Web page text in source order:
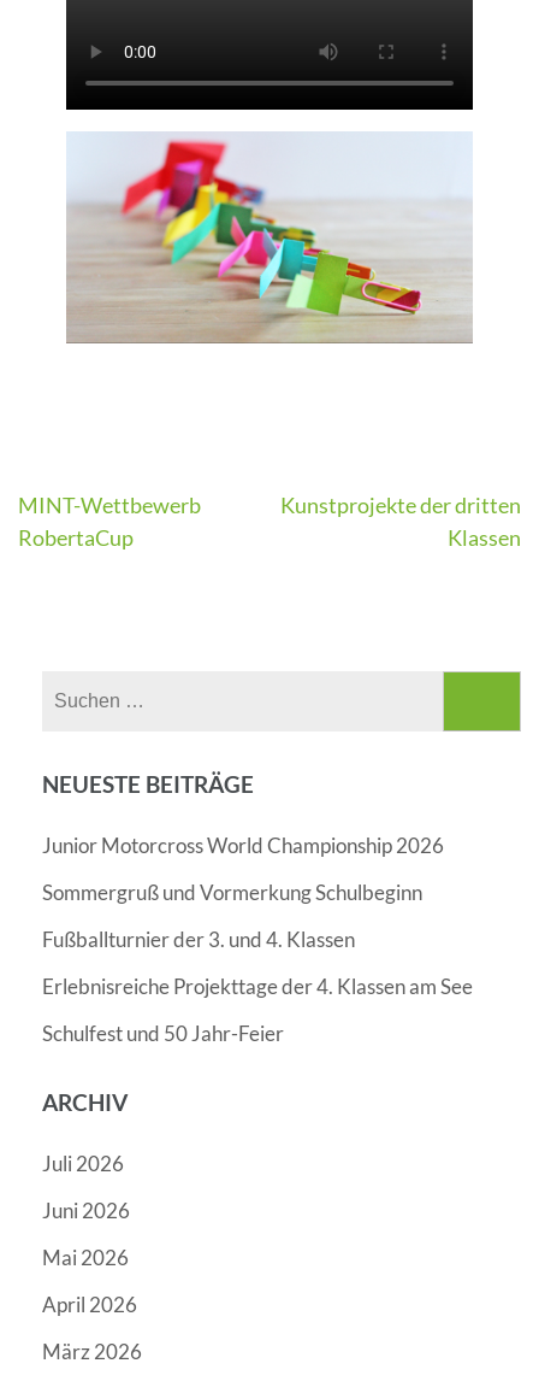
Beitragsnavigation
MINT-Wettbewerb
RobertaCup
Kunstprojekte der dritten
Klassen
NEUESTE BEITRÄGE
Junior Motorcross World Championship 2026
Sommergruß und Vormerkung Schulbeginn
Fußballturnier der 3. und 4. Klassen
Erlebnisreiche Projekttage der 4. Klassen am See
Schulfest und 50 Jahr-Feier
ARCHIV
Juli 2026
Juni 2026
Mai 2026
April 2026
März 2026